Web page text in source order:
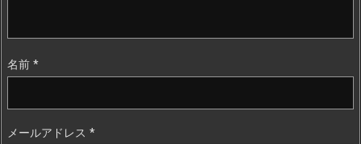
名前 *
メールアドレス *